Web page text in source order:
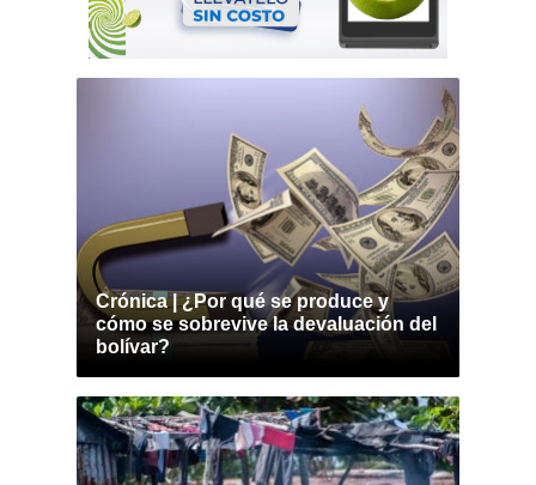
Crónica | ¿Por qué se produce y
cómo se sobrevive la devaluación del
bolívar?